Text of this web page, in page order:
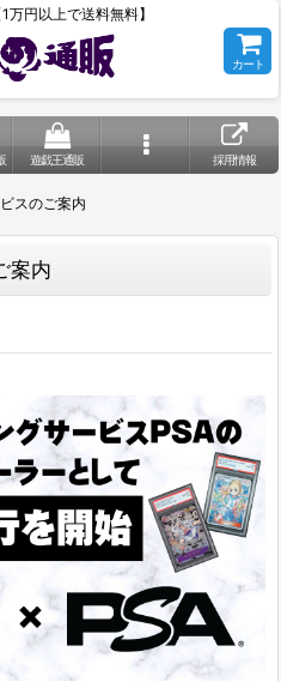
円以上で送料無料】
カート
遊戯王通販 採用情報
スのご案内
案内